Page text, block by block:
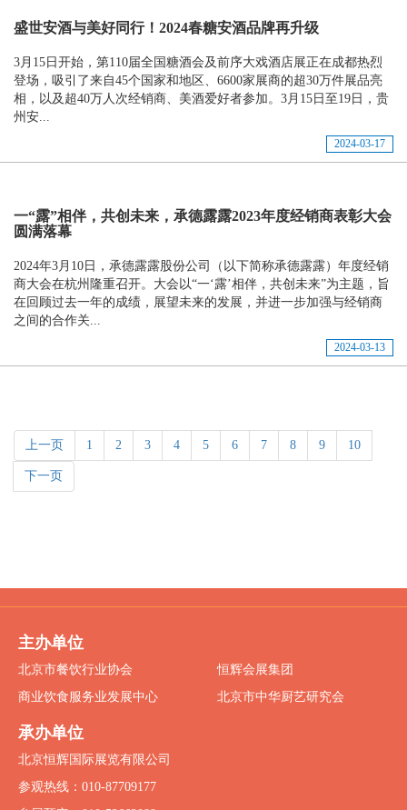
盛世安酒与美好同行！2024春糖安酒品牌再升级
3月15日开始，第110届全国糖酒会及前序大戏酒店展正在成都热烈
登场，吸引了来自45个国家和地区、6600家展商的超30万件展品亮
相，以及超40万人次经销商、美酒爱好者参加。3月15日至19日，贵
州安...
2024-03-17
一“露”相伴，共创未来，承德露露2023年度经销商表彰大会
圆满落幕
2024年3月10日，承德露露股份公司（以下简称承德露露）年度经销
商大会在杭州隆重召开。大会以“一‘露’相伴，共创未来”为主题，旨
在回顾过去一年的成绩，展望未来的发展，并进一步加强与经销商
之间的合作关...
2024-03-13
上一页 1 2 3 4 5 6 7 8 9 10
下一页
主办单位
北京市餐饮行业协会
恒辉会展集团
商业饮食服务业发展中心
北京市中华厨艺研究会
承办单位
北京恒辉国际展览有限公司
参观热线：010-87709177